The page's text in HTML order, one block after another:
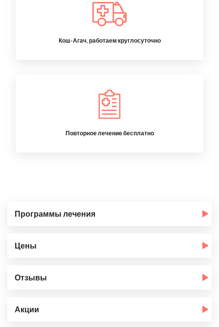
Кош-Агач, работаем круглосуточно
Повторное лечение бесплатно
Программы лечения
Цены
Отзывы
Акции